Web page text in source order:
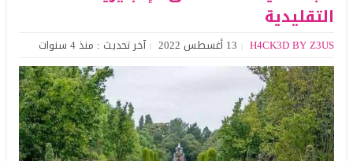
التقليدية
H4CK3D BY Z3US 13 أغسطس 2022 آخر تحديث : منذ 4 سنوات